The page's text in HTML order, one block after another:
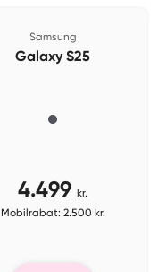
Samsung
Galaxy S25
4.499 kr.
Mobilrabat: 2.500 kr.